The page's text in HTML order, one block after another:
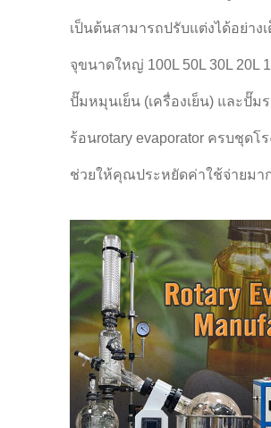
เป็นต้นสามารถปรับแต่งได้อย่าง
จุขนาดใหญ่ 100L 50L 30L 20L
ปั๊มหมุนเย็น (เครื่องเย็น) และปั๊ม
ร้อนrotary evaporator ครบชุดโ
ช่วยให้คุณประหยัดค่าใช้จ่ายมา